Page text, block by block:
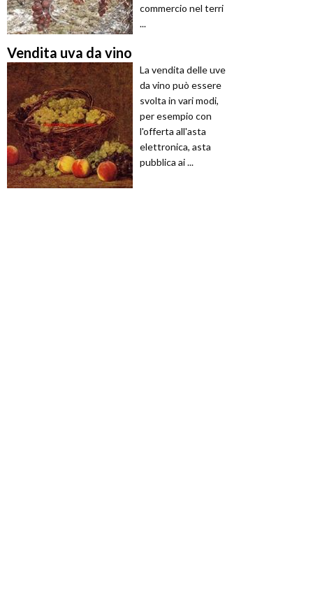
commercio nel terri
...
Vendita uva da vino
La vendita delle uve
da vino può essere
svolta in vari modi,
per esempio con
l'offerta all'asta
elettronica, asta
pubblica ai ...